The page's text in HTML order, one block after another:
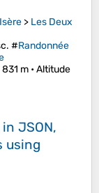
Isère > Les Deux
#Randonnée
m •Altitude
JSON,
using